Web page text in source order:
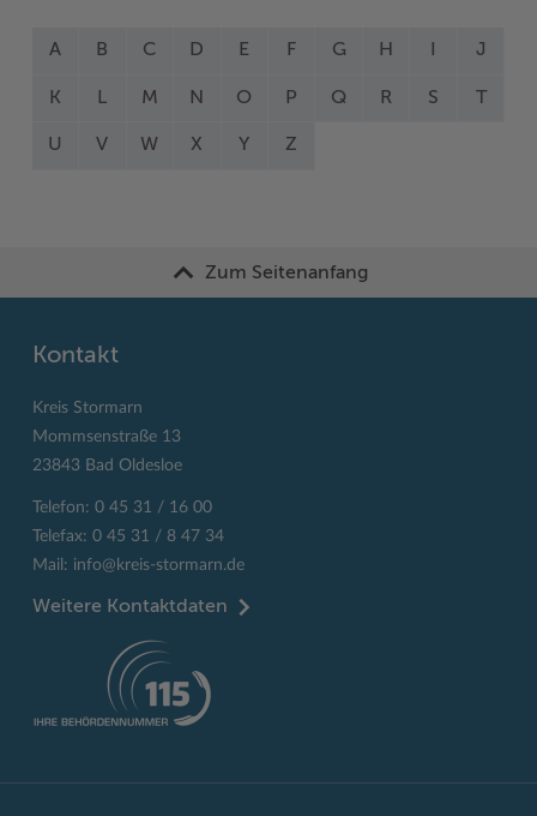
A B C D E F G H J
K L M N O P Q R S
U V W X Y Z
Zum Seitenanfang
Kontakt
Kreis Stormarn
Mommsenstraße 13
23843 Bad Oldesloe
Telefon: 0 45 31 / 16 00
Telefax: 0 45 31 / 8 47 34
Mail: info@kreis-stormarn.de
Weitere Kontaktdaten